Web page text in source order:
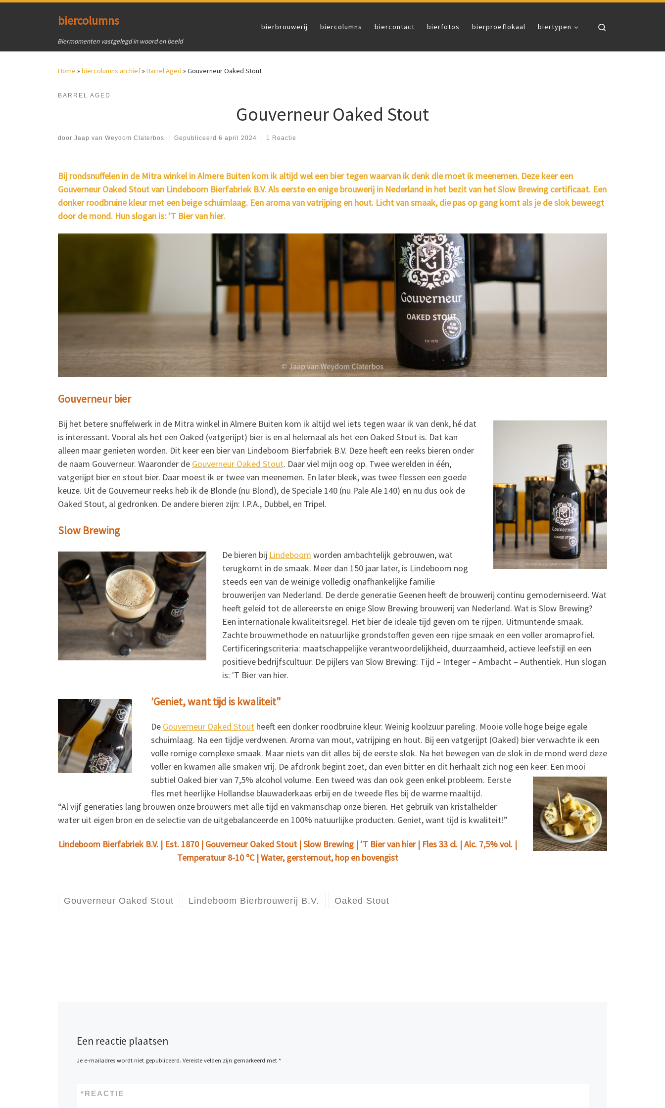
biercolumns
Biermomenten vastgelegd in woord en beeld
bierbrouwerij biercolumns biercontact bierfotos bierproeflokaal biertypen
Home »biercolumns archief»Barrel Aged »Gouverneur Oaked Stout
BARREL AGED
Gouverneur Oaked Stout
door Jaap van Weydom Claterbos Gepubliceerd 6 april 2024 1 Reactie
Bij rondsnuffelen in de Mitra winkel in Almere Buiten kom ik altijd wel een bier tegen waarvan ik denk die moet ik meenemen. Deze keer een
Gouverneur Oaked Stout van Lindeboom Bierfabriek B.V. Als eerste en enige brouwerij in Nederland in het bezit van het Slow Brewing certificaat. Een
donker roodbruine kleur met een beige schuimlaag. Een aroma van vatrijping en hout. Licht van smaak, die pas op gang komt als je de slok beweegt
door de mond. Hun slogan is: ’T Bier van hier.
Gouverneur bier
Bij het betere snuffelwerk in de Mitra winkel in Almere Buiten kom ik altijd wel iets tegen waar ik van denk, hé dat
is interessant. Vooral als het een Oaked (vatgerijpt) bier is en al helemaal als het een Oaked Stout is. Dat kan
alleen maar genieten worden. Dit keer een bier van Lindeboom Bierfabriek B.V. Deze heeft een reeks bieren onder
de naam Gouverneur. Waaronder de Gouverneur Oaked Stout. Daar viel mijn oog op. Twee werelden in één,
vatgerijpt bier en stout bier. Daar moest ik er twee van meenemen. En later bleek, was twee flessen een goede
keuze. Uit de Gouverneur reeks heb ik de Blonde (nu Blond), de Speciale 140 (nu Pale Ale 140) en nu dus ook de
Oaked Stout, al gedronken. De andere bieren zijn: I.P.A., Dubbel, en Tripel.
Slow Brewing
De bieren bij Lindeboom worden ambachtelijk gebrouwen, wat
terugkomt in de smaak. Meer dan 150 jaar later, is Lindeboom nog
steeds een van de weinige volledig onafhankelijke familie
brouwerijen van Nederland. De derde generatie Geenen heeft de brouwerij continu gemoderniseerd. Wat
heeft geleid tot de allereerste en enige Slow Brewing brouwerij van Nederland. Wat is Slow Brewing?
Een internationale kwaliteitsregel. Het bier de ideale tijd geven om te rijpen. Uitmuntende smaak.
Zachte brouwmethode en natuurlijke grondstoffen geven een rijpe smaak en een voller aromaprofiel.
Certificeringscriteria: maatschappelijke verantwoordelijkheid, duurzaamheid, actieve leefstijl en een
positieve bedrijfscultuur. De pijlers van Slow Brewing: Tijd – Integer – Ambacht – Authentiek. Hun slogan
is: 'T Bier van hier.
’Geniet, want tijd is kwaliteit"
De Gouverneur Oaked Stoutheeft een donker roodbruine kleur. Weinig koolzuur pareling. Mooie volle hoge beige egale
schuimlaag. Na een tijdje verdwenen. Aroma van mout, vatrijping en hout. Bij een vatgerijpt (Oaked) bier verwachte ik een
volle romige complexe smaak. Maar niets van dit alles bij de eerste slok. Na het bewegen van de slok in de mond werd deze
voller en kwamen alle smaken vrij. De afdronk begint zoet, dan even bitter en dit herhaalt zich nog een keer. Een mooi
subtiel Oaked bier van 7,5% alcohol volume. Een tweed was dan ook geen enkel probleem. Eerste
fles met heerlijke Hollandse blauwaderkaas erbij en de tweede fles bij de warme maaltijd.
“Al vijf generaties lang brouwen onze brouwers met alle tijd en vakmanschap onze bieren. Het gebruik van kristalhelder
water uit eigen bron en de selectie van de uitgebalanceerde en 100% natuurlijke producten. Geniet, want tijd is kwaliteit!”
Lindeboom Bierfabriek B.V. | Est. 1870 | Gouverneur Oaked Stout | Slow Brewing | ’T Bier van hier | Fles 33 cl. | Alc. 7,5% vol. |
Temperatuur 8-10 ºC | Water, gerstemout, hop en bovengist
Gouverneur Oaked Stout Lindeboom Bierbrouwerij B.V. Oaked Stout
Een reactie plaatsen
Je e-mailadres wordt niet gepubliceerd. Vereiste velden zijn gemarkeerd met *
REACTIE
*